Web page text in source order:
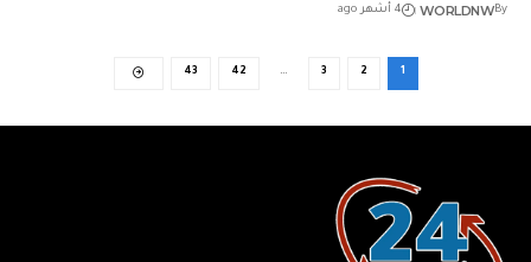
By
WORLDNW 4 أشهر ago
1
2
3
…
42
43